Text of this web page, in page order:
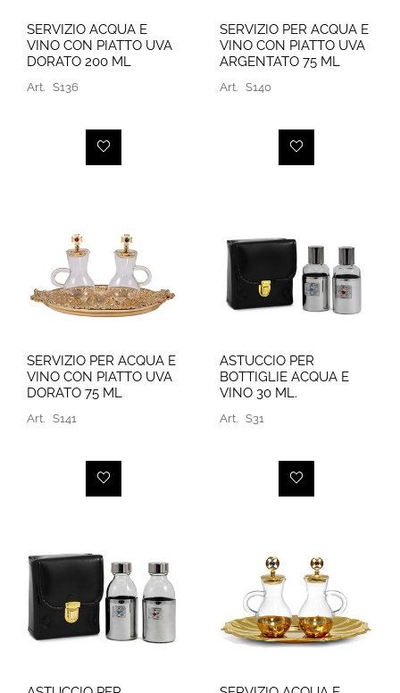
SERVIZIO ACQUA E
VINO CON PIATTO UVA
DORATO 200 ML
Art. S136
SERVIZIO PER ACQUA E
VINO CON PIATTO UVA
ARGENTATO 75 ML
Art. S140
SERVIZIO PER ACQUA E
VINO CON PIATTO UVA
DORATO 75 ML
Art. S141
ASTUCCIO PER
BOTTIGLIE ACQUA E
VINO 30 ML.
Art. S31